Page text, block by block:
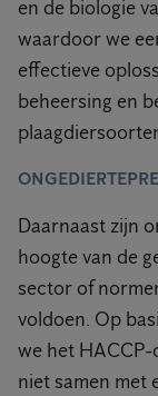
en de biologie
waardoor we
effectieve
beheersing en
Daarnaast zijn
hoogte van de
sector of
voldoen. Op
we het
niet samen met